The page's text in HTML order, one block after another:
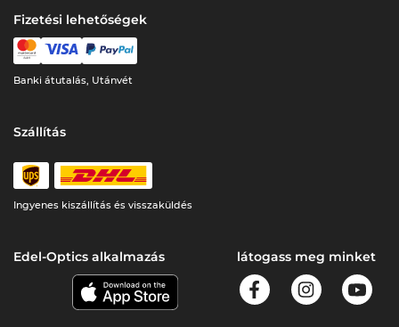
Fizetési lehetőségek
Banki átutalás, Utánvét
Szállítás
Ingyenes kiszállítás és visszaküldés
Edel-Optics alkalmazás látogass meg minket